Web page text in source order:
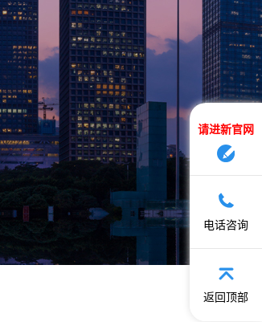
请进新官网
电话咨询
返回顶部